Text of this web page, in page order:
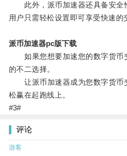
此外，派币加速器还具备安全
用户只需轻松设置即可享受快速的
派币加速器pc版下载
如果您想要加速您的数字货币
的不二选择。
让派币加速器成为您数字货币
松赢在起跑线上。
#3#
评论
游客